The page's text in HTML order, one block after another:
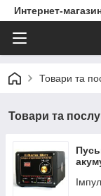
Интернет-
Товари та
Товари та